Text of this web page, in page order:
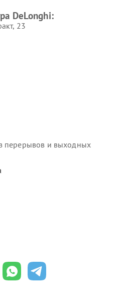
DeLonghi:
23
перерывов и выходных